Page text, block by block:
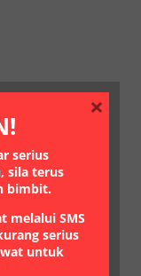
serius
sila terus
bimbit.
melalui SMS
serius
untuk
×